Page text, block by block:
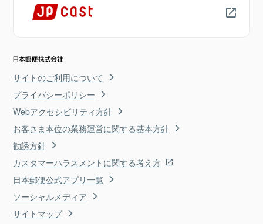
サイトのご利用について
プライバシーポリシー
Webアクセシビリティ方針
お客さま本位の業務運営に関する基本方針
勧誘方針
カスタマーハラスメントに関する考え方
日本郵便公式アプリ一覧
ソーシャルメディア
サイトマップ